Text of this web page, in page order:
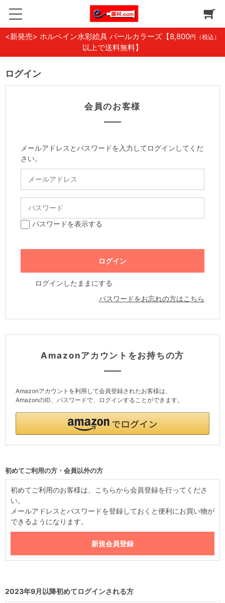
<新発売> ホルベイン水彩絵具 パールカラーズ 【8,800円（税込）
以上で送料無料】
ログイン
会員のお客様
メールアドレスとパスワードを入力してログインしてくだ
さい。
パスワードを表示する
ログインしたままにする
パスワードをお忘れの方はこちら
Amazonアカウントをお持ちの方
Amazonアカウントを利用して会員登録されたお客様は、
AmazonのID、パスワードで、ログインすることができます。
初めてご利用の方・会員以外の方
初めてご利用のお客様は、こちらから会員登録を行ってくださ
い。
メールアドレスとパスワードを登録しておくと便利にお買い物が
できるようになります。
2023年9月以降初めてログインされる方